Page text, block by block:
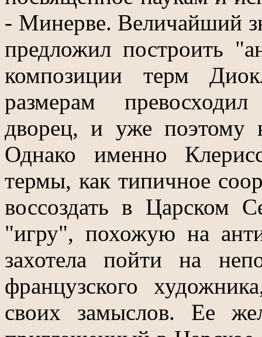
- Минерве. Величайший
предложил построить
композиции терм
размерам
дворец, и уже поэтому
Однако именно
термы, как типичное
воссоздать в Царском
"игру", похожую на
захотела пойти на
французского
своих замыслов. Ее